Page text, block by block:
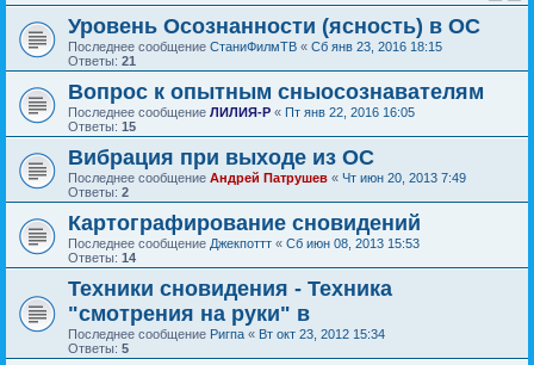
Уровень Осознанности (ясность) в ОС
Последнее сообщение СтаниФилмТВ « Сб янв 23, 2016 18:15
Ответы: 21
Вопрос к опытным сныосознавателям
Последнее сообщение ЛИЛИЯ-Р « Пт янв 22, 2016 16:05
Ответы: 15
Вибрация при выходе из ОС
Последнее сообщение Андрей Патрушев « Чт июн 20, 2013 7:49
Ответы: 2
Картографирование сновидений
Последнее сообщение Джекпоттт « Сб июн 08, 2013 15:53
Ответы: 14
Техники сновидения - Техника
"смотрения на руки" в
Последнее сообщение Ригпа « Вт окт 23, 2012 15:34
Ответы: 5